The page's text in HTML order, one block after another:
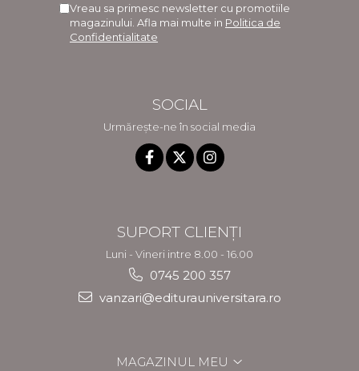
Vreau sa primesc newsletter cu promotiile
magazinului. Afla mai multe in Politica de
Confidentialitate
SOCIAL
Urmărește-ne în social media
SUPORT CLIENȚI
Luni - Vineri intre 8.00 - 16.00
0745 200 357
vanzari@editurauniversitara.ro
MAGAZINUL MEU